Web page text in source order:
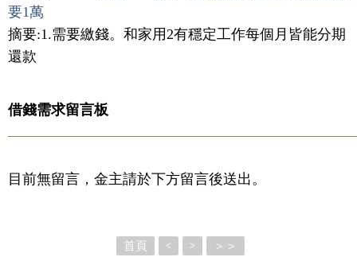
要1萬
摘要:1.需要繳錢。和家用2有穩定工作每個月皆能分期
還款
借錢需求留言板
目前無留言，金主請於下方留言後送出。
首頁 < > ＞＞